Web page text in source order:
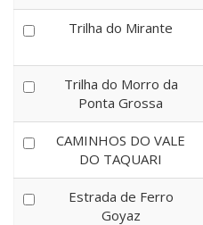
Trilha do Mirante
Trilha do Morro da
Ponta Grossa
CAMINHOS DO VALE
DO TAQUARI
Estrada de Ferro
Goyaz